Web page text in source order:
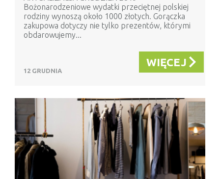
Bożonarodzeniowe wydatki przeciętnej polskiej
rodziny wynoszą około 1000 złotych. Gorączka
zakupowa dotyczy nie tylko prezentów, którymi
obdarowujemy...
12 GRUDNIA
WIĘCEJ